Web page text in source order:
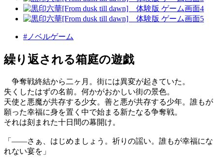
#ノベルゲーム
繰り返される箱庭の遊戯
争奪戦終結から二ヶ月。街には異変が起きていた。
失くしたはずの名前。何かがおかしい街の景色。
天使と悪魔が共存する少女。善と悪が共存する少年。誰もが
願った幸福に身を置く中で始まる新たなる争奪戦。
それは刻まれた十日間の幕開け。
「――さぁ、はじめましょう。祈りの謡い。誰もが幸福にな
れない宴を」